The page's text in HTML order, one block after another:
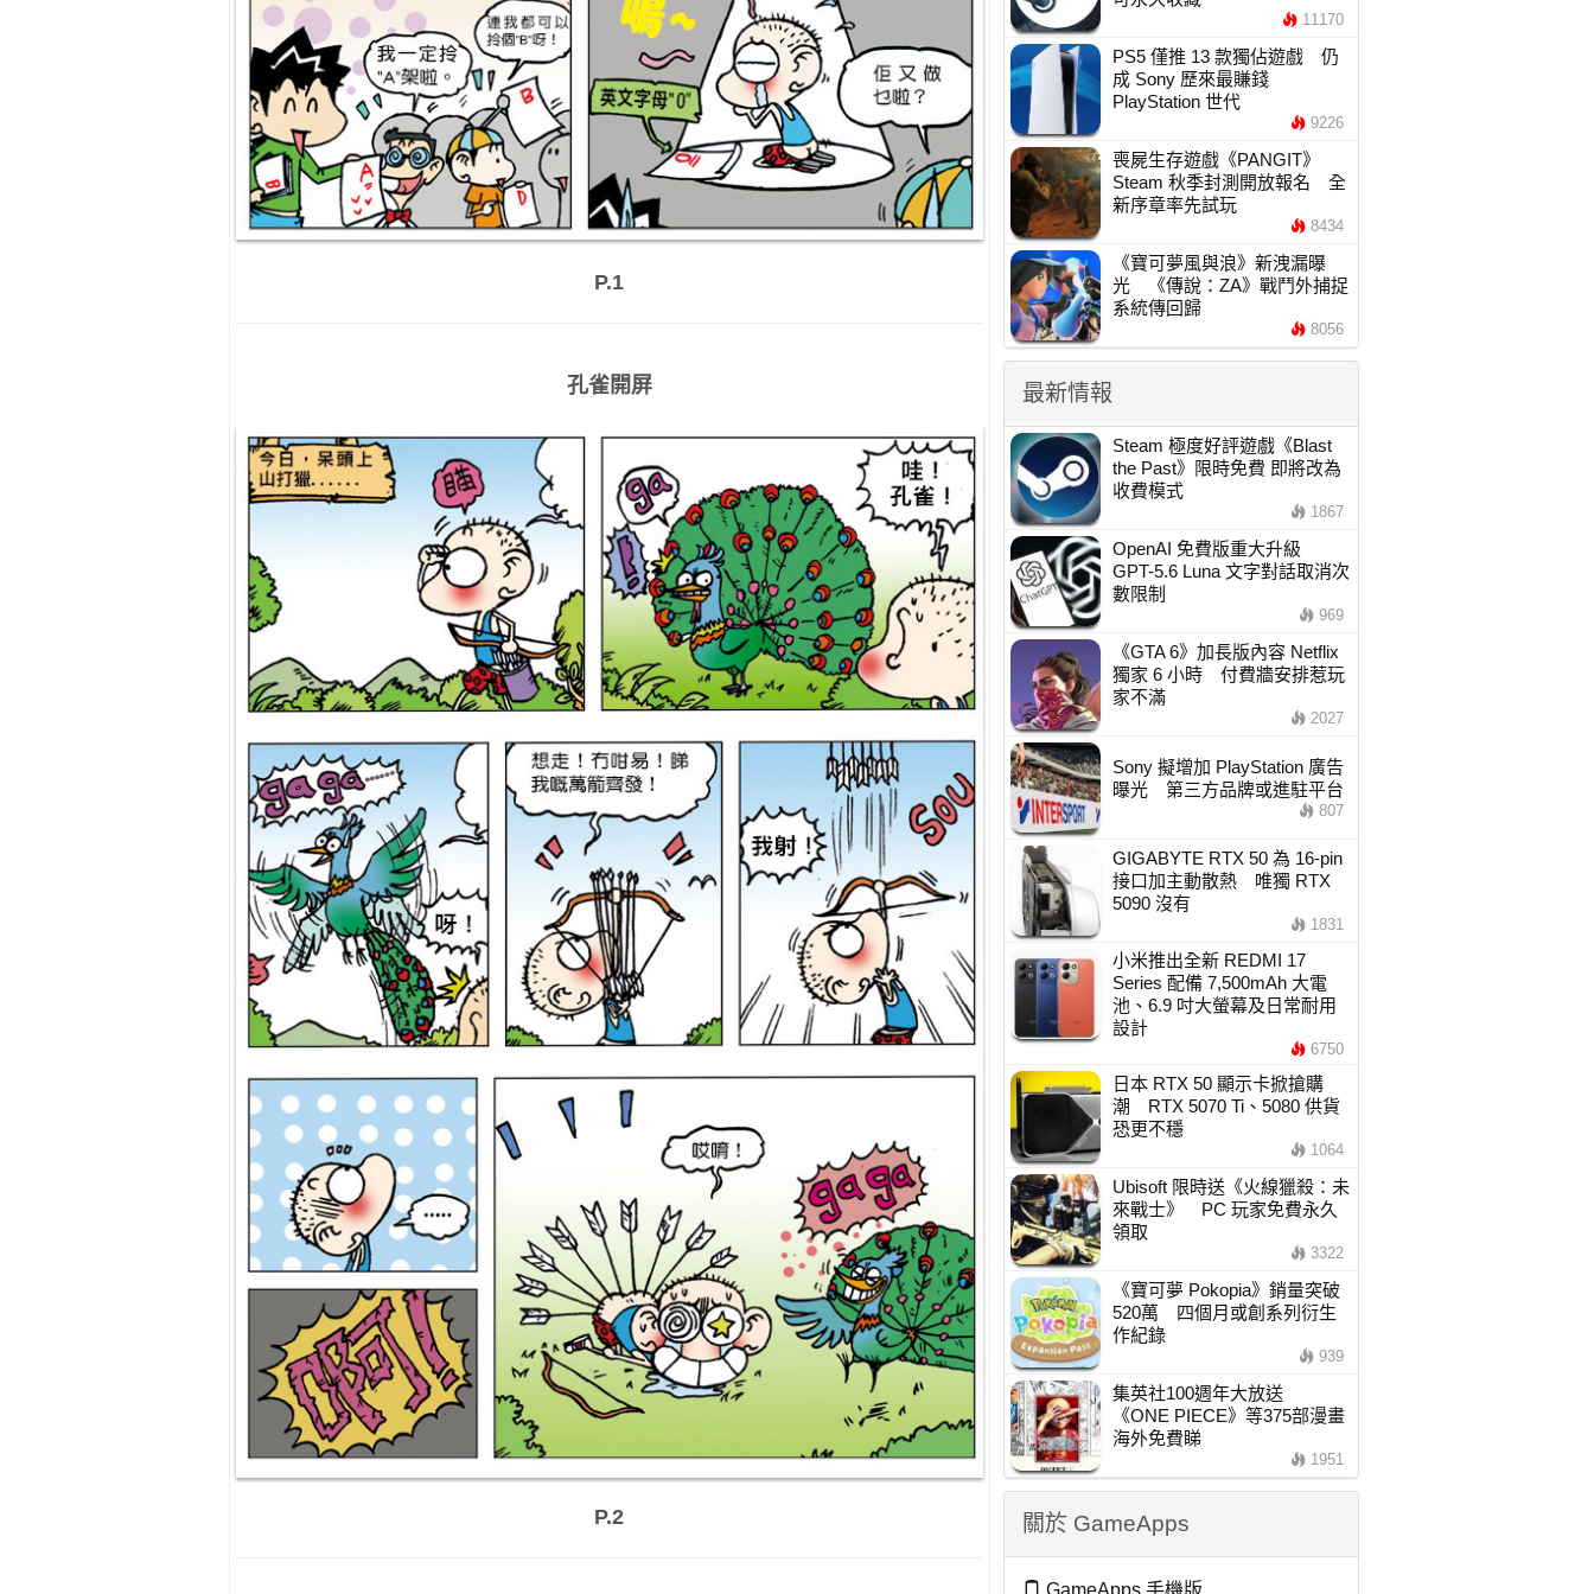
P.1
孔雀開屏
P.2
11170
PS5 僅推 13 款獨佔遊戲 仍
成 Sony 歷來最賺錢
PlayStation 世代
9226
喪屍生存遊戲《PANGIT》
Steam 秋季封測開放報名 全
新序章率先試玩
8434
《寶可夢風與浪》新洩漏曝
光 《傳說：ZA》戰鬥外捕捉
系統傳回歸
8056
最新情報
Steam 極度好評遊戲《Blast
the Past》限時免費 即將改為
收費模式
1867
OpenAI 免費版重大升級
GPT-5.6 Luna 文字對話取消次
數限制
969
《GTA 6》加長版內容 Netflix
獨家 6 小時 付費牆安排惹玩
家不滿
2027
Sony 擬增加 PlayStation 廣告
曝光 第三方品牌或進駐平台
807
GIGABYTE RTX 50 為 16-pin
接口加主動散熱 唯獨 RTX
5090 沒有
1831
小米推出全新 REDMI 17
Series 配備 7,500mAh 大電
池、6.9 吋大螢幕及日常耐用
設計
6750
日本 RTX 50 顯示卡掀搶購
潮 RTX 5070 Ti、5080 供貨
恐更不穩
1064
Ubisoft 限時送《火線獵殺：未
來戰士》 PC 玩家免費永久
領取
3322
《寶可夢 Pokopia》銷量突破
520萬 四個月或創系列衍生
作紀錄
939
集英社100週年大放送
《ONE PIECE》等375部漫畫
海外免費睇
1951
關於 GameApps
GameApps 手機版